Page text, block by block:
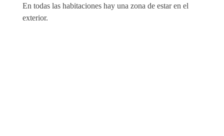
En todas las habitaciones hay una zona de estar en el
exterior.